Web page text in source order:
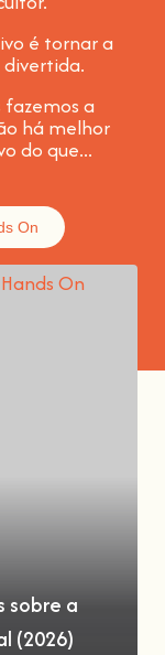
é tornar a
.
fazemos a
há melhor
do que...
On
sobre a
(2026)